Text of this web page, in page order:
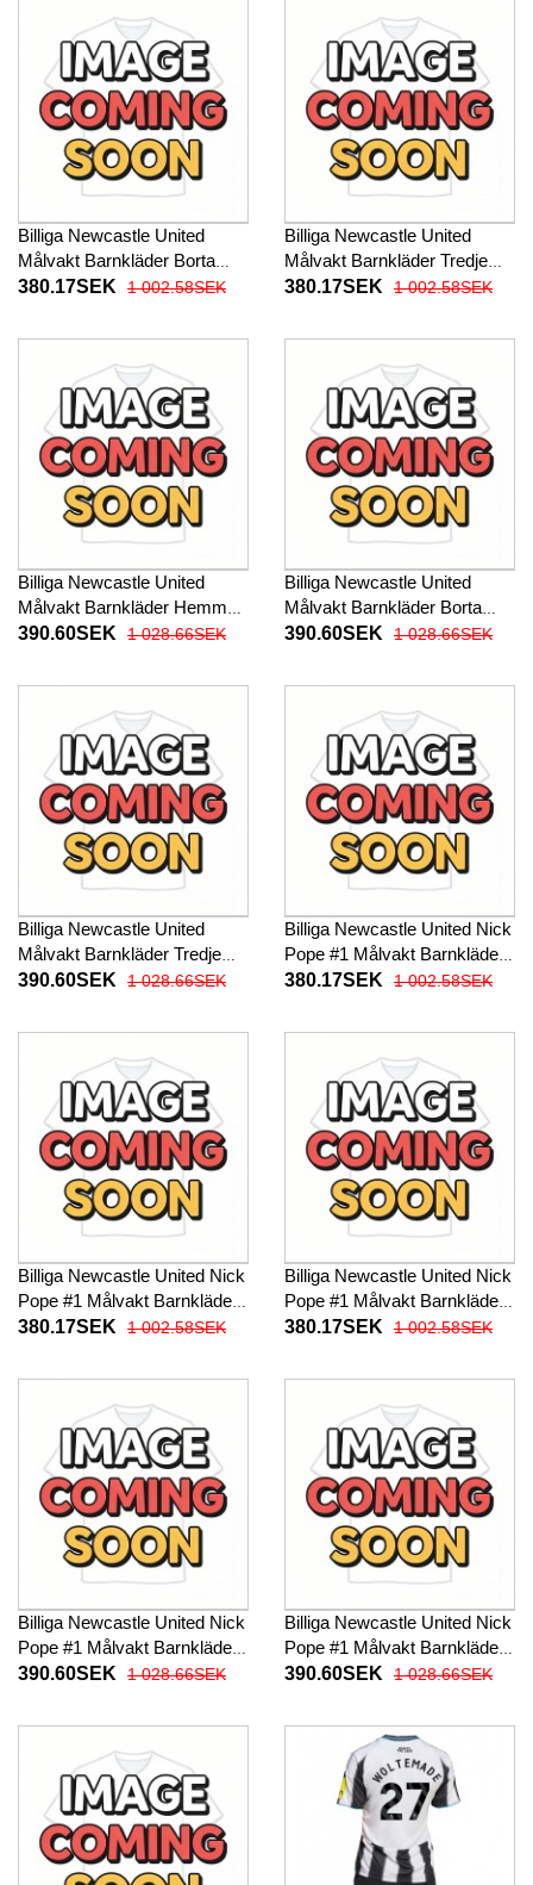
Billiga Newcastle United
Målvakt Barnkläder Borta
fotbollskläder till baby 2025-
380.17SEK 1 002.58SEK
Billiga Newcastle United
Målvakt Barnkläder Tredje
fotbollskläder till baby 2025-
380.17SEK 1 002.58SEK
Billiga Newcastle United
Målvakt Barnkläder Hemma
fotbollskläder till baby 2025-
byxor)
390.60SEK 1 028.66SEK
Billiga Newcastle United
Målvakt Barnkläder Borta
fotbollskläder till baby 2025-
byxor)
390.60SEK 1 028.66SEK
Billiga Newcastle United
Målvakt Barnkläder Tredje
fotbollskläder till baby 2025-
byxor)
390.60SEK 1 028.66SEK
Billiga Newcastle United Nick
Pope #1 Målvakt Barnkläder
Hemma fotbollskläder till
Korta byxor)
380.17SEK 1 002.58SEK
Billiga Newcastle United Nick
Pope #1 Målvakt Barnkläder
Borta fotbollskläder till baby
byxor)
380.17SEK 1 002.58SEK
Billiga Newcastle United Nick
Pope #1 Målvakt Barnkläder
Tredje fotbollskläder till baby
byxor)
380.17SEK 1 002.58SEK
Billiga Newcastle United Nick
Pope #1 Målvakt Barnkläder
Hemma fotbollskläder till
Korta byxor)
390.60SEK 1 028.66SEK
Billiga Newcastle United Nick
Pope #1 Målvakt Barnkläder
Borta fotbollskläder till baby
byxor)
390.60SEK 1 028.66SEK